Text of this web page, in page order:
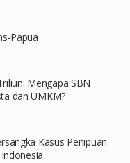
Papua
Mengapa SBN
dan UMKM?
Kasus Penipuan